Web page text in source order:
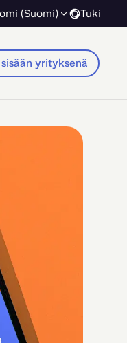
(Suomi) Tuki
yrityksenä